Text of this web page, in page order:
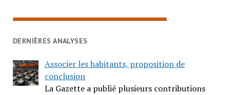
DERNIÈRES ANALYSES
Associer les habitants, proposition de
conclusion
La Gazette a publié plusieurs contributions